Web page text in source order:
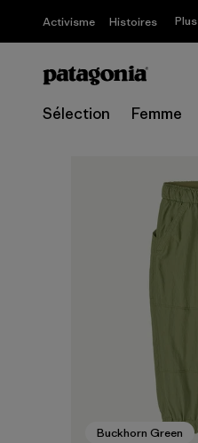
Activisme Histoires Plus
Sélection Femme
Buckhorn Green